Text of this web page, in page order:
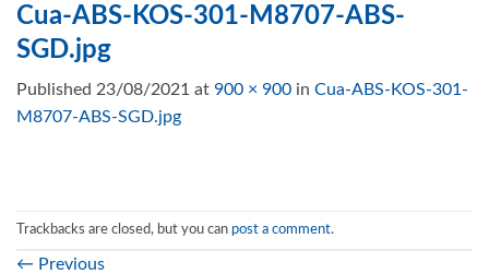
Cua-ABS-KOS-301-M8707-ABS-
SGD.jpg
Published 23/08/2021 at 900 × 900 in Cua-ABS-KOS-301-
M8707-ABS-SGD.jpg
Trackbacks are closed, but you can post a comment.
← Previous